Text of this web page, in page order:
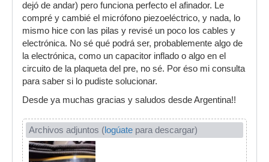
dejó de andar) pero funciona perfecto el afinador. Le
compré y cambié el micrófono piezoeléctrico, y nada, lo
mismo hice con las pilas y revisé un poco los cables y
electrónica. No sé qué podrá ser, probablemente algo de
la electrónica, como un capacitor inflado o algo en el
circuito de la plaqueta del pre, no sé. Por éso mi consulta
para saber si lo pudiste solucionar.
Desde ya muchas gracias y saludos desde Argentina!!
Archivos adjuntos (logúate para descargar)